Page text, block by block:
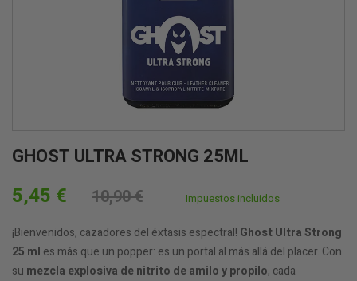
GHOST ULTRA STRONG 25ML
5,45 € 10,90 € Impuestos incluidos
¡Bienvenidos, cazadores del éxtasis espectral! Ghost Ultra Strong
25 ml es más que un popper: es un portal al más allá del placer. Con
su mezcla explosiva de nitrito de amilo y propilo, cada